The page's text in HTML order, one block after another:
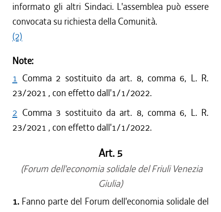
informato gli altri Sindaci. L'assemblea può essere
convocata su richiesta della Comunità.
(2)
Note:
1 Comma 2 sostituito da art. 8, comma 6, L. R.
23/2021 , con effetto dall'1/1/2022.
2 Comma 3 sostituito da art. 8, comma 6, L. R.
23/2021 , con effetto dall'1/1/2022.
Art. 5
(Forum dell'economia solidale del Friuli Venezia
Giulia)
1. Fanno parte del Forum dell'economia solidale del